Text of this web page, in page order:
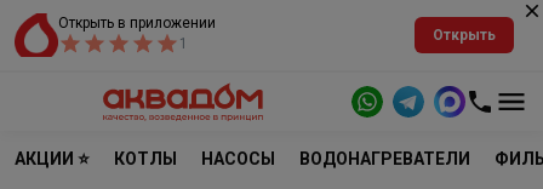
Открыть в приложении
1
Открыть
АКЦИИ ⭐ КОТЛЫ НАСОСЫ ВОДОНАГРЕВАТЕЛИ